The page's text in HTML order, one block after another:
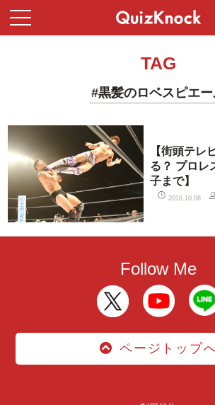
TAG
#黒髪のロベスピエ
【街頭テレ
る？ プロレ
子まで】
2016.10.08
Follow Me
ページトップ